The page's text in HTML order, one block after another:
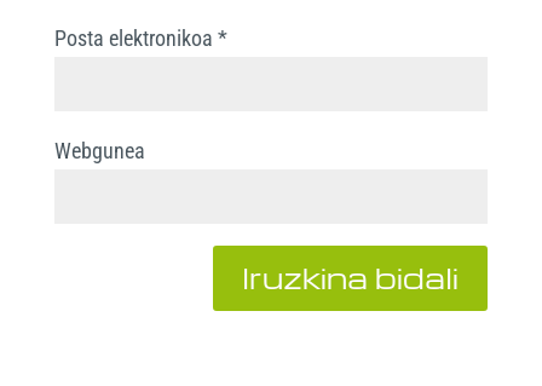
Posta elektronikoa *
Webgunea